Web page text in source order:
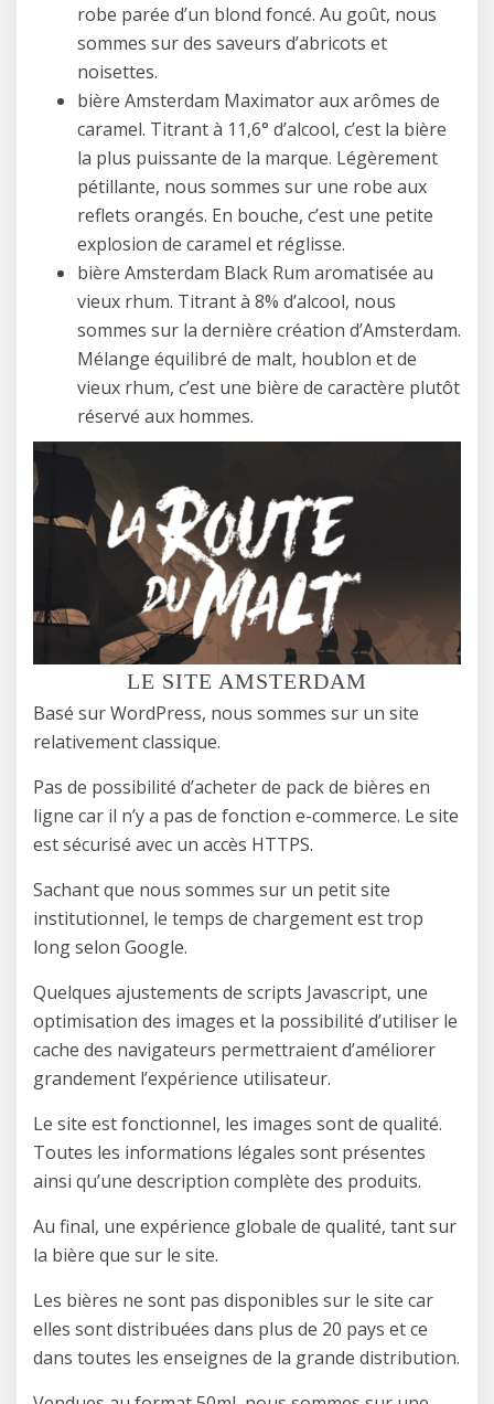
robe parée d’un blond foncé. Au goût, nous
sommes sur des saveurs d’abricots et
noisettes.
bière Amsterdam Maximator aux arômes de
caramel. Titrant à 11,6° d’alcool, c’est la bière
la plus puissante de la marque. Légèrement
pétillante, nous sommes sur une robe aux
reflets orangés. En bouche, c’est une petite
explosion de caramel et réglisse.
bière Amsterdam Black Rum aromatisée au
vieux rhum. Titrant à 8% d’alcool, nous
sommes sur la dernière création d’Amsterdam.
Mélange équilibré de malt, houblon et de
vieux rhum, c’est une bière de caractère plutôt
réservé aux hommes.
LE SITE AMSTERDAM
Basé sur WordPress, nous sommes sur un site
relativement classique.
Pas de possibilité d’acheter de pack de bières en
ligne car il n’y a pas de fonction e-commerce. Le site
est sécurisé avec un accès HTTPS.
Sachant que nous sommes sur un petit site
institutionnel, le temps de chargement est trop
long selon Google.
Quelques ajustements de scripts Javascript, une
optimisation des images et la possibilité d’utiliser le
cache des navigateurs permettraient d’améliorer
grandement l’expérience utilisateur.
Le site est fonctionnel, les images sont de qualité.
Toutes les informations légales sont présentes
ainsi qu’une description complète des produits.
Au final, une expérience globale de qualité, tant sur
la bière que sur le site.
Les bières ne sont pas disponibles sur le site car
elles sont distribuées dans plus de 20 pays et ce
dans toutes les enseignes de la grande distribution.